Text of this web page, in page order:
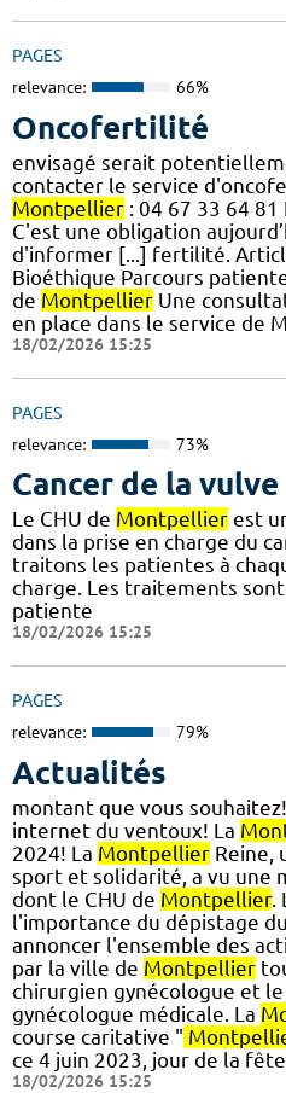
PAGES
relevance: 66%
Oncofertilité
envisagé serait
contacter le service
Montpellier : 04 67 33 64
C'est une obligation
d'informer [...] fertilité.
Bioéthique Parcours
de Montpellier Une
en place dans le service de
18/02/2026 15:25
PAGES
relevance: 73%
Cancer de la vulve
Le CHU de Montpellier est
dans la prise en charge du
traitons les patientes à
charge. Les traitements
patiente
18/02/2026 15:25
PAGES
relevance: 79%
Actualités
montant que vous
internet du ventoux! La
2024! La Montpellier Reine,
sport et solidarité, a vu une
dont le CHU de Montpellier.
l'importance du dépistage
annoncer l'ensemble des
par la ville de Montpellier
chirurgien gynécologue et le
gynécologue médicale. La
course caritative "
ce 4 juin 2023, jour de la
18/02/2026 15:25